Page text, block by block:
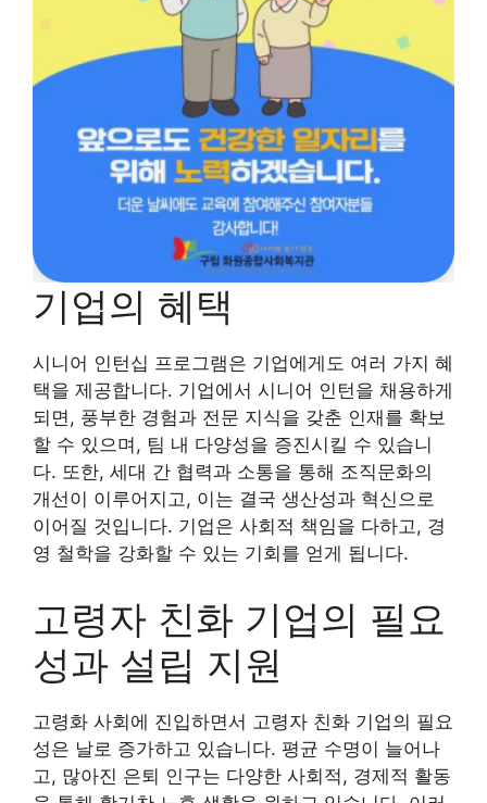
기업의 혜택
시니어 인턴십 프로그램은 기업에게도 여러 가지 혜
택을 제공합니다. 기업에서 시니어 인턴을 채용하게
되면, 풍부한 경험과 전문 지식을 갖춘 인재를 확보
할 수 있으며, 팀 내 다양성을 증진시킬 수 있습니
다. 또한, 세대 간 협력과 소통을 통해 조직문화의
개선이 이루어지고, 이는 결국 생산성과 혁신으로
이어질 것입니다. 기업은 사회적 책임을 다하고, 경
영 철학을 강화할 수 있는 기회를 얻게 됩니다.
고령자 친화 기업의 필요
성과 설립 지원
고령화 사회에 진입하면서 고령자 친화 기업의 필요
성은 날로 증가하고 있습니다. 평균 수명이 늘어나
고, 많아진 은퇴 인구는 다양한 사회적, 경제적 활동